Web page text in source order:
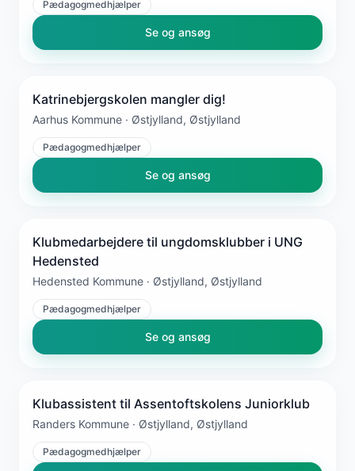
Pædagogmedhjælper
Se og ansøg
Katrinebjergskolen mangler dig!
Aarhus Kommune · Østjylland, Østjylland
Pædagogmedhjælper
Se og ansøg
Klubmedarbejdere til ungdomsklubber i UNG
Hedensted
Hedensted Kommune · Østjylland, Østjylland
Pædagogmedhjælper
Se og ansøg
Klubassistent til Assentoftskolens Juniorklub
Randers Kommune · Østjylland, Østjylland
Pædagogmedhjælper